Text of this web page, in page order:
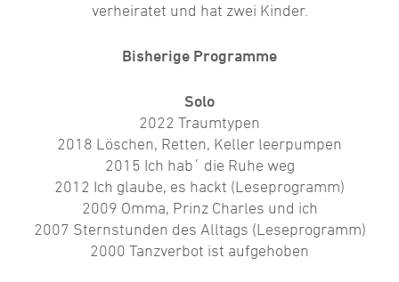
verheiratet und hat zwei Kinder.
Bisherige Programme
Solo
2022 Traumtypen
2018 Löschen, Retten, Keller leerpumpen
2015 Ich hab´ die Ruhe weg
2012 Ich glaube, es hackt (Leseprogramm)
2009 Omma, Prinz Charles und ich
2007 Sternstunden des Alltags (Leseprogramm)
2000 Tanzverbot ist aufgehoben